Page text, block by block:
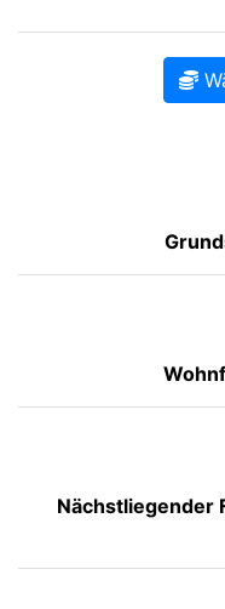
Nächstliegender